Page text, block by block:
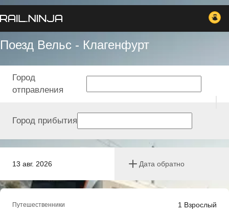
Поезд Вельс - Клагенфурт
13 авг. 2026 Дата обратно
Город
отправления
Город прибытия
Путешественники 1 Взрослый